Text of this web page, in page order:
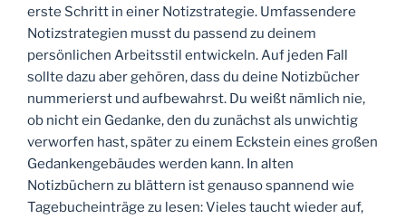
erste Schritt in einer Notizstrategie. Umfassendere
Notizstrategien musst du passend zu deinem
persönlichen Arbeitsstil entwickeln. Auf jeden Fall
sollte dazu aber gehören, dass du deine Notizbücher
nummerierst und aufbewahrst. Du weißt nämlich nie,
ob nicht ein Gedanke, den du zunächst als unwichtig
verworfen hast, später zu einem Eckstein eines großen
Gedankengebäudes werden kann. In alten
Notizbüchern zu blättern ist genauso spannend wie
Tagebucheinträge zu lesen: Vieles taucht wieder auf,